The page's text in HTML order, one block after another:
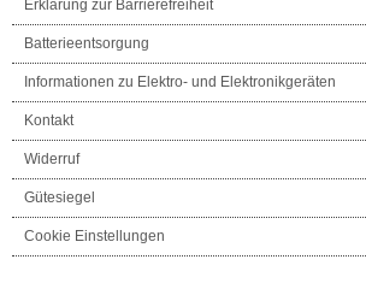
Erklärung zur Barrierefreiheit
Batterieentsorgung
Informationen zu Elektro- und Elektronikgeräten
Kontakt
Widerruf
Gütesiegel
Cookie Einstellungen